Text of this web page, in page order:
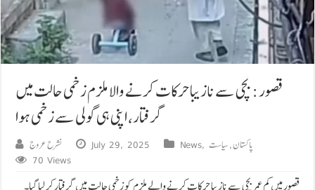
قصور: بچی سے نازیبا حرکات کرنے والا ملزم زخمی حالت میں
گرفتار، اپنی ہی گولی سے زخمی ہوا
نشرح عروج July 29, 2025 News, پاکستان,سیاست
70 Views
قصور میں کم عمر بچی سے نازیبا حرکات کرنے والے ملزم کو زخمی حالت میں گرفتار کر لیا گیا۔